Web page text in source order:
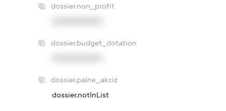
dossier.non_profit
dossier.budget_dotation
dossier.palne_akciz
dossier.notInList